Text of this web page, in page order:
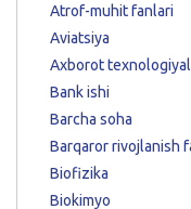
Atrof-muhit fanlari
Aviatsiya
Axborot
Bank ishi
Barcha soha
Barqaror rivojlanish
Biofizika
Biokimyo